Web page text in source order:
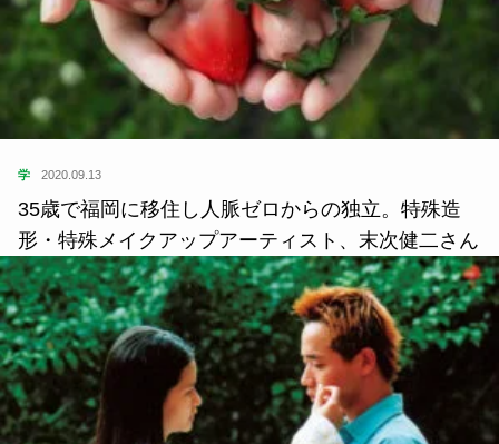
学 2020.09.13
35歳で福岡に移住し人脈ゼロからの独立。特殊造
形・特殊メイクアップアーティスト、末次健二さん